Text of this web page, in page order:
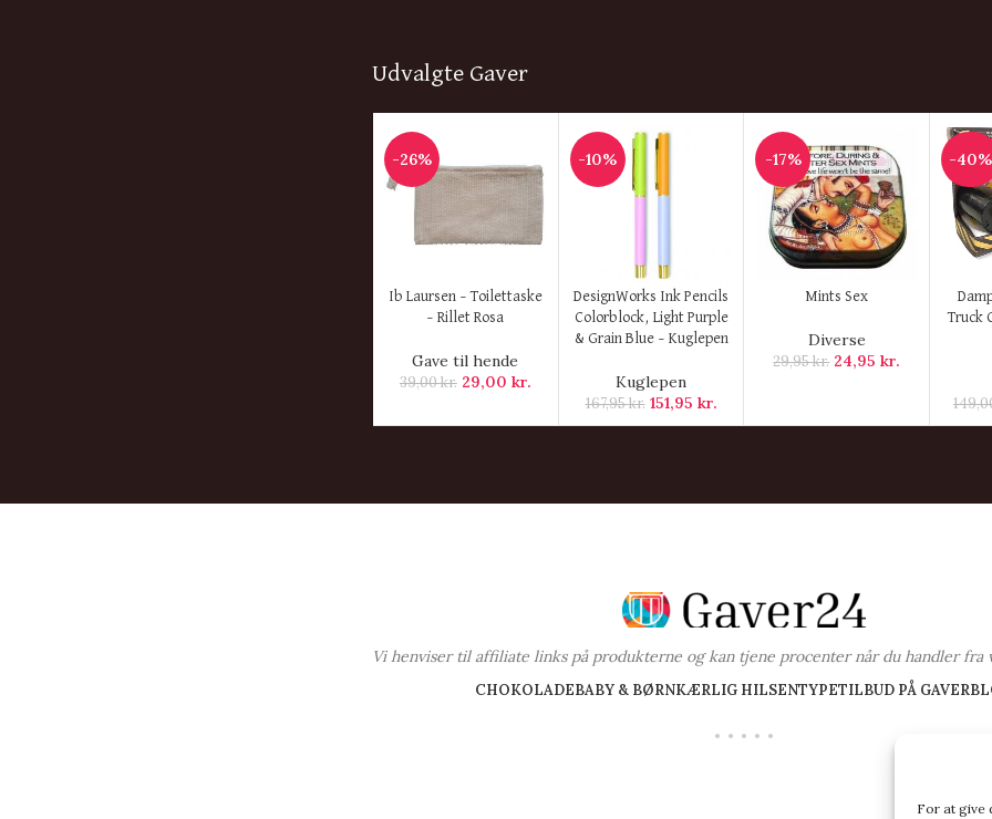
For at give
Udvalgte Gaver
-26%
KØB HER
Ib Laursen – Toilettaske
– Rillet Rosa
Gave til hende
39,00kr. 29,00 kr.
-10%
KØB HER
DesignWorks Ink Pencils
Colorblock, Light Purple
& Grain Blue – Kuglepen
Kuglepen
167,95kr. 151,95 kr.
-17%
KØB HERMints Sex
Diverse
29,95kr. 24,95kr.
-40%
KØB
Truck
Vi henviser til affiliate links på produkterne og kan tjene procenter når du handler fra
CHOKOLADEBABY & BØRNKÆRLIG HILSENTYPETILBUD PÅ GAVER